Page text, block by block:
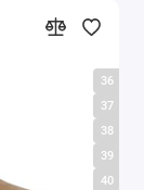
36
37
38
39
40